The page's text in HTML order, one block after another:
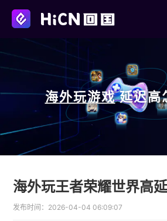
海外玩游戏 延迟高
发布时间： 2026-04-04 06:09:07